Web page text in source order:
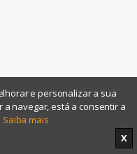
e personalizar a sua
navegar, está a consentir a
Saiba mais
X